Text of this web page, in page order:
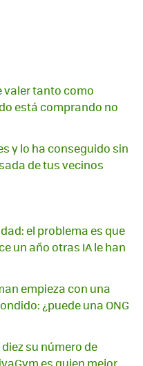
valer tanto como
está comprando no
y lo ha conseguido sin
de tus vecinos
el problema es que
un año otras IA le han
empieza con una
¿puede una ONG
su número de
es quien mejor